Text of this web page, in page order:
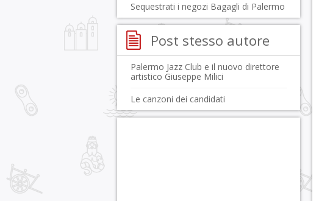
Sequestrati i negozi Bagagli di Palermo
Post stesso autore
Palermo Jazz Club e il nuovo direttore
artistico Giuseppe Milici
Le canzoni dei candidati